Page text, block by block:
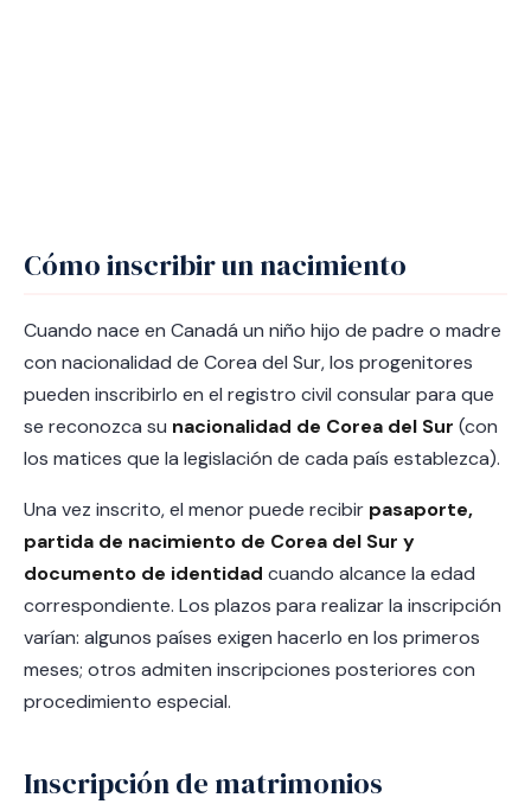
Cómo inscribir un nacimiento
Cuando nace en Canadá un niño hijo de padre o madre
con nacionalidad de Corea del Sur, los progenitores
pueden inscribirlo en el registro civil consular para que
se reconozca su nacionalidad de Corea del Sur (con
los matices que la legislación de cada país establezca).
Una vez inscrito, el menor puede recibir pasaporte,
partida de nacimiento de Corea del Sur y
documento de identidad cuando alcance la edad
correspondiente. Los plazos para realizar la inscripción
varían: algunos países exigen hacerlo en los primeros
meses; otros admiten inscripciones posteriores con
procedimiento especial.
Inscripción de matrimonios